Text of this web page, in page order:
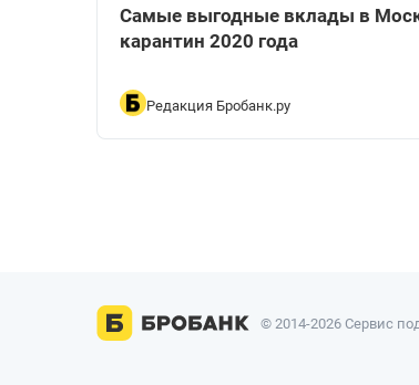
Самые выгодные вклады в
карантин 2020 года
Редакция Бробанк.ру
© 2014-2026 Сервис